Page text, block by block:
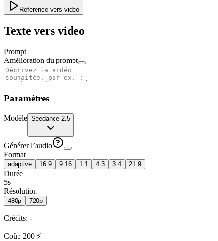
Reference vers video
Texte vers video
Prompt
Amélioration du prompt
Paramètres
Modèle Seedance 2.5
Générer l’audio
Format
adaptive 16:9 9:16 1:1 4:3 3:4 21:9
Durée
5s
Résolution
480p 720p
Crédits: -
Coût: 200 ⚡